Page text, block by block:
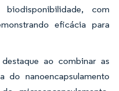
com
eficácia para
ao combinar as
do nanoencapsulamento